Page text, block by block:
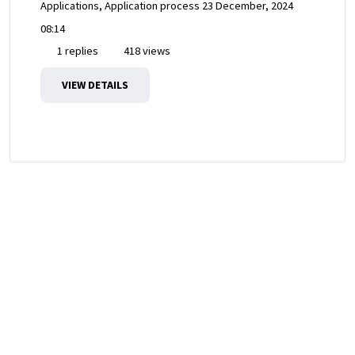
Applications, Application process 23 December, 2024
08:14
1 replies
418 views
VIEW DETAILS